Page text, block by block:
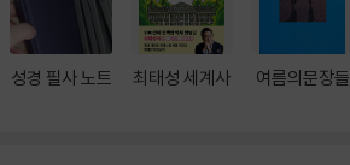
성경 필사 노트 최태성 세계사 여름의문장들